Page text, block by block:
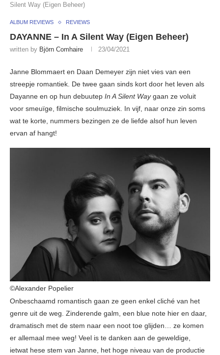
Silent Way (Eigen Beheer)
ALBUM REVIEWS REVIEWS
DAYANNE – In A Silent Way (Eigen Beheer)
written by Björn Comhaire 23/04/2021
Janne Blommaert en Daan Demeyer zijn niet vies van een
streepje romantiek. De twee gaan sinds kort door het leven als
Dayanne en op hun debuutep In A Silent Waygaan ze voluit
voor smeuïge, filmische soulmuziek. In vijf, naar onze zin soms
wat te korte, nummers bezingen ze de liefde alsof hun leven
ervan af hangt!
©Alexander Popelier
Onbeschaamd romantisch gaan ze geen enkel cliché van het
genre uit de weg. Zinderende galm, een blue note hier en daar,
dramatisch met de stem naar een noot toe glijden… ze komen
er allemaal mee weg! Veel is te danken aan de geweldige,
ietwat hese stem van Janne, het hoge niveau van de productie